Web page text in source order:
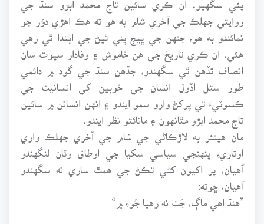
روايتي جهلڪ جي آخري شام به هو ته هڪ اهڙي دؤر جو
نمائندو به هو، جنهن جي ڀيڄ ڀني ٿيڻ جي ابتدا ٿي رهي
هئي. ان ڪري تاريخ جي هن خاموش ۽ وفادار سپوت سان
انصاف تڏهن ٿي سگهندو، جڏهن سنڌ جي گود ۾ دائمي
طور ستل اڏول انسان جي خوبين کي انسانيت جي
ڪسوٽيءَ تي پرکڻ وارو سمو ايندو ۽ انهن انسانن ۾ سائين
تاج محمد ابڙو مٿانهون ۽ مانائتو نظر ايندو.
مان هينئر به لاڙڪاڻي جي شام جي آخري جهلڪ واري
اوتاري، پنهنجي سياسي سکيا جي اوطاق وٽان لنگهندو
آهيان، پر اکيون کڻي تڪڻ جي همٿ ساري نه سگهندو
آهيان، ڇوته:
”هنڌ اهي ماڳ، جَت نه رهيا جُوءِ ۾“